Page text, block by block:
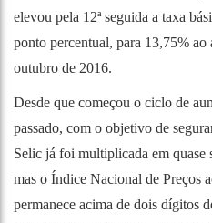
elevou pela 12ª seguida a taxa
ponto percentual, para 13,75%
outubro de 2016.
Desde que começou o ciclo de
passado, com o objetivo de
Selic já foi multiplicada em quase
mas o Índice Nacional de
permanece acima de dois dígitos